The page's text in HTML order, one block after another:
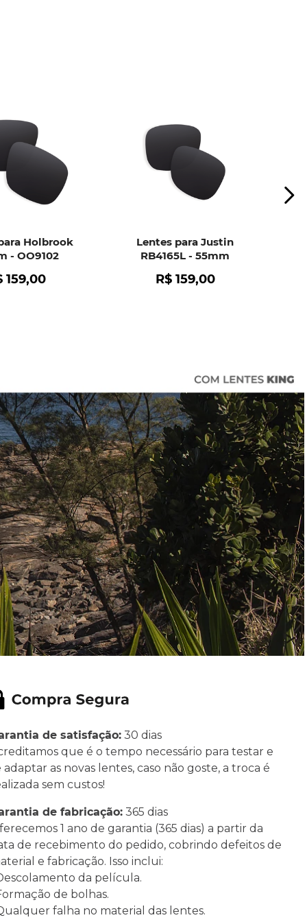
Holbrook
- OO9102
159,00
Lentes para Justin
RB4165L - 55mm
R$ 159,00
de satisfação:30 dias
que é o tempo necessário para testar e
adaptar as novas lentes, caso não goste, a troca é
sem custos!
de fabricação:365 dias
1 ano de garantia (365 dias) a partir da
de recebimento do pedido, cobrindo defeitos de
e fabricação. Isso inclui:
da película.
de bolhas.
falha no material das lentes.